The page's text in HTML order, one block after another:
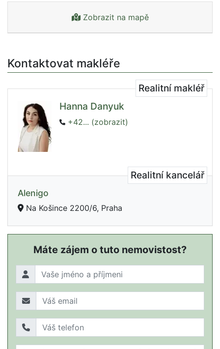
Zobrazit na mapě
Kontaktovat makléře
Realitní makléř
Hanna Danyuk
+42... (zobrazit)
Realitní kancelář
Alenigo
Na Košince 2200/6, Praha
Máte zájem o tuto nemovistost?